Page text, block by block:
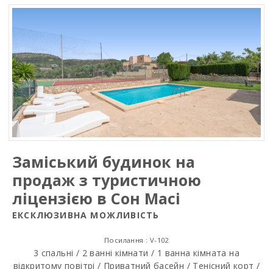
Заміський будинок на
продаж з туристичною
ліцензією в Сон Масі
ЕКСКЛЮЗИВНА МОЖЛИВІСТЬ
Посилання : V-102
3 спальні / 2 ванні кімнати / 1 ванна кімната на
відкритому повітрі / Приватний басейн / Тенісний корт /